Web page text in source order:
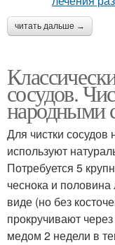
читать дальше →
сосудов.
народными
Для чистки
используют
Потребуется 5
чеснока и
виде (но без
прокручивают
медом 2 недели в